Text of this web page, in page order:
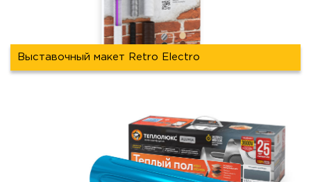
Выставочный макет Retro Electro